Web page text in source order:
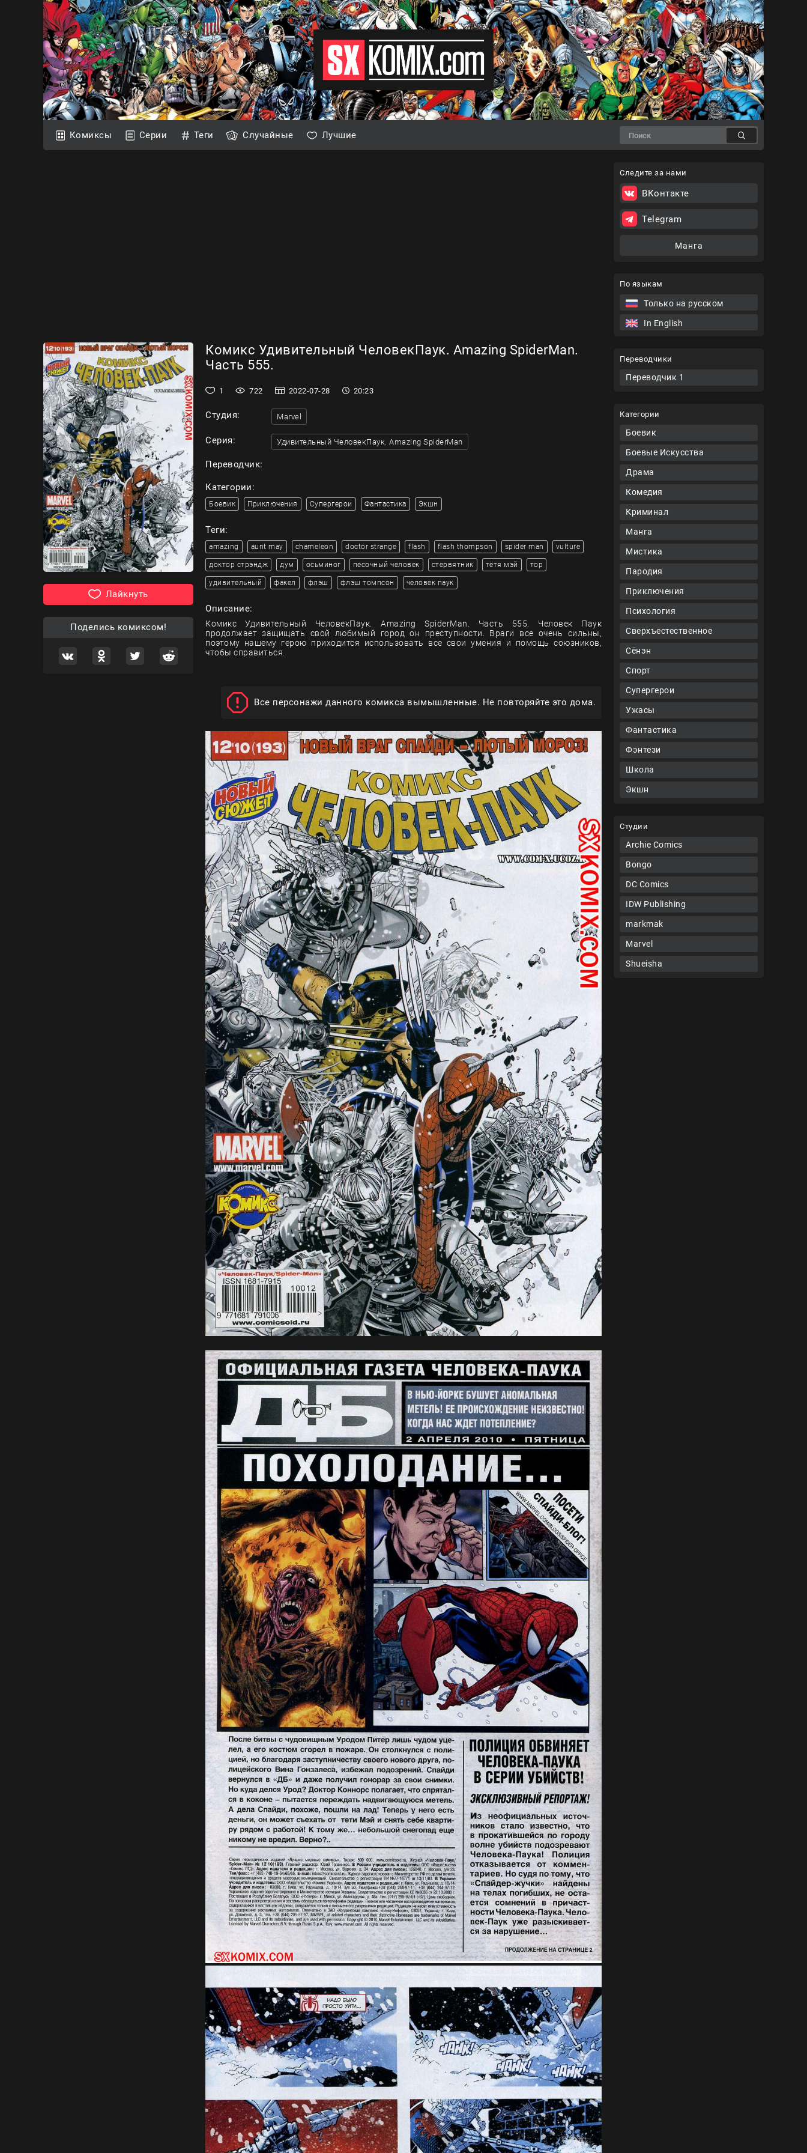
Комиксы Серии Теги Случайные Лучшие
По языкам
Только на русском
In English
Переводчики
Переводчик 1
Категории
Боевик
Боевые Искусства
Драма
Комедия
Криминал
Манга
Мистика
Пародия
Приключения
Психология
Сверхъестественное
Сёнэн
Спорт
Супергерои
Ужасы
Фантастика
Фэнтези
Школа
Экшн
Студии
Archie Comics
Bongo
DC Comics
IDW Publishing
markmak
Marvel
Shueisha
Лайкнуть
Поделись комиксом!
Комикс Удивительный ЧеловекПаук. Amazing SpiderMan.
Часть 555.
1 722 2022-07-28 20:23
Студия: Marvel
Серия: Удивительный ЧеловекПаук. Amazing SpiderMan
Переводчик:
Категории:
Боевик Приключения Супергерои Фантастика Экшн
Теги:
amazing aunt may chameleon doctor strange flash flash thompson spider man vulture
доктор стрэндж дум осьминог песочный человек стервятник тётя мэй тор
удивительный факел флэш флэш томпсон человек паук
Описание:
Комикс Удивительный ЧеловекПаук. Amazing SpiderMan. Часть 555. Человек Паук
продолжает защищать свой любимый город он преступности. Враги все очень сильны,
поэтому нашему герою приходится использовать все свои умения и помощь союзников,
чтобы справиться.
Все персонажи данного комикса вымышленные. Не повторяйте это дома.
Следите за нами
ВКонтакте
Telegram
Манга